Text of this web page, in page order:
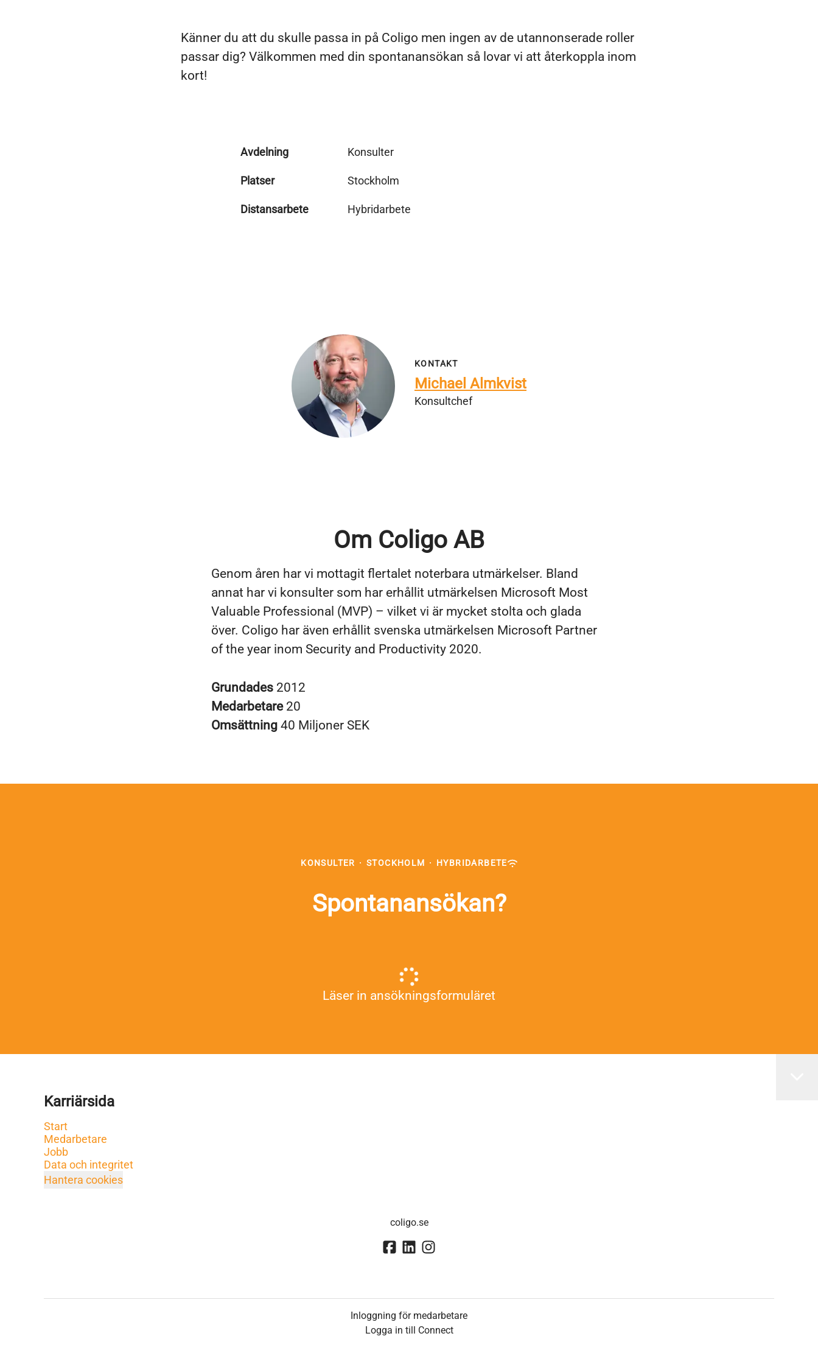
Känner du att du skulle passa in på Coligo men ingen av de utannonserade roller
passar dig? Välkommen med din spontanansökan så lovar vi att återkoppla inom
kort!
Avdelning Konsulter
Platser Stockholm
Distansarbete Hybridarbete
KONTAKT
Michael Almkvist
Konsultchef
Om Coligo AB
Genom åren har vi mottagit flertalet noterbara utmärkelser. Bland
annat har vi konsulter som har erhållit utmärkelsen Microsoft Most
Valuable Professional (MVP) – vilket vi är mycket stolta och glada
över. Coligo har även erhållit svenska utmärkelsen Microsoft Partner
of the year inom Security and Productivity 2020.
Grundades 2012
Medarbetare 20
Omsättning 40 Miljoner SEK
KONSULTER · STOCKHOLM · HYBRIDARBETE
Spontanansökan?
Läser in ansökningsformuläret
Karriärsida
Start
Medarbetare
Jobb
Data och integritet
Hantera cookies
coligo.se
Inloggning för medarbetare
Logga in till Connect